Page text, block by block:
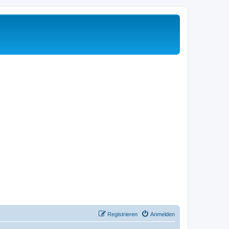
Anmelden
Registrieren